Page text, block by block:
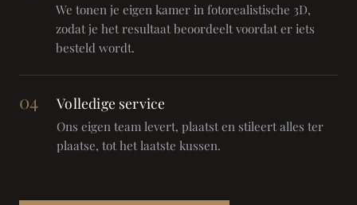
We tonen je eigen kamer in fotorealistische 3D,
zodat je het resultaat beoordeelt voordat er iets
besteld wordt.
04 Volledige service
Ons eigen team levert, plaatst en stileert alles ter
plaatse, tot het laatste kussen.